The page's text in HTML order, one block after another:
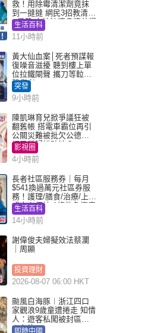
救！用除霉清潔劑竟抹
到一撻撻 網民3招教清潔
+保養 本地油漆品牌曾提
醒勿用1物防變色
生活百科
11小時前
黃大仙血案│死者預謀報
復噪音滋擾 聽到樓上單
位拉鐵閘聲 攜刀等𨋢伏
擊傷者
突發
9小時前
陳凱琳育兒掀爭議狂被
翻舊帳 搭電車霸位再引
公關災難被批欠公德心
網民質疑扮貼地？
影視圈
4小時前
長者社區服務券｜每月
$541換過萬元社區券服
務！護理/膳食/治療/上門
或中心任揀 1條件免資產
審查（附申請資格及教
學）
生活百科
14小時前
謝偉俊夫婦擬效法蔡瀾
｜周顯
投資理財
2026-08-07 06:00 HKT
颱風白海豚︱浙江四口
家觀浪9歲童遭捲走 知情
人：遊客私闖被封區域
︱有片
即時中國